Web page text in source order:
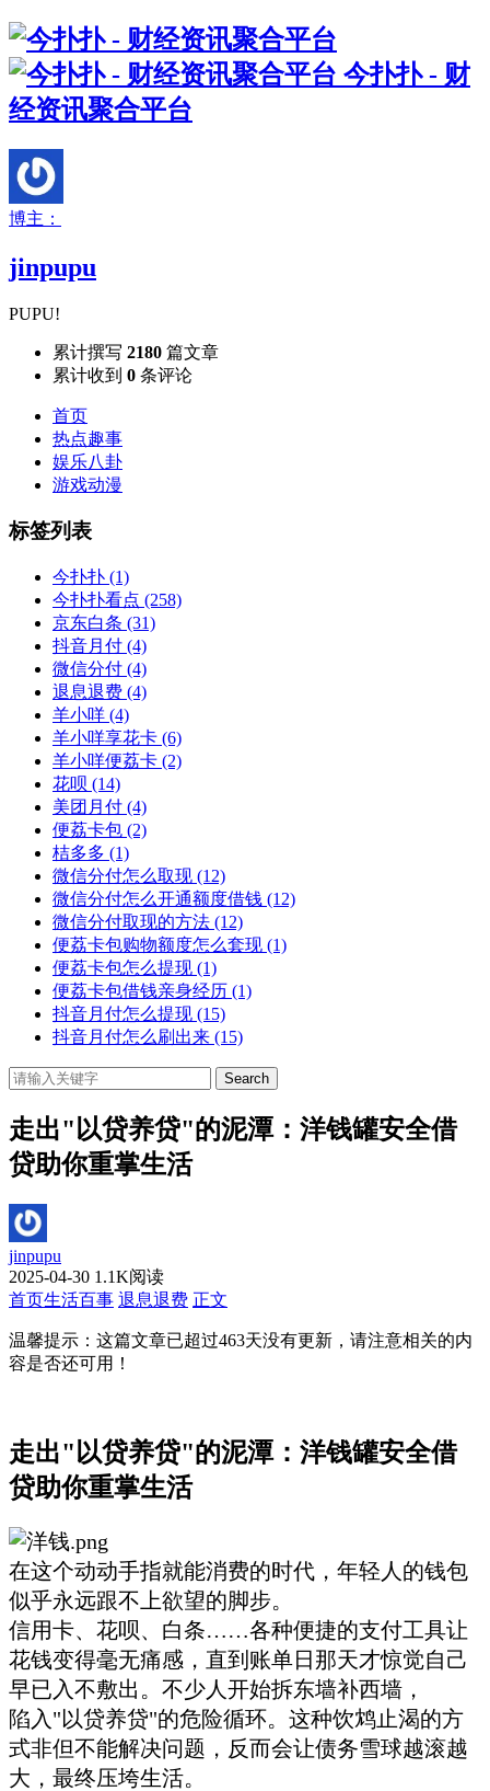
今扑扑 - 财
经资讯聚合平台
博主：
jinpupu
PUPU!
累计撰写 2180 篇文章
累计收到 0 条评论
首页
热点趣事
娱乐八卦
游戏动漫
标签列表
今扑扑 (1)
今扑扑看点 (258)
京东白条 (31)
抖音月付 (4)
微信分付 (4)
退息退费 (4)
羊小咩 (4)
羊小咩享花卡 (6)
羊小咩便荔卡 (2)
花呗 (14)
美团月付 (4)
便荔卡包 (2)
桔多多 (1)
微信分付怎么取现 (12)
微信分付怎么开通额度借钱 (12)
微信分付取现的方法 (12)
便荔卡包购物额度怎么套现 (1)
便荔卡包怎么提现 (1)
便荔卡包借钱亲身经历 (1)
抖音月付怎么提现 (15)
抖音月付怎么刷出来 (15)
Search
走出"以贷养贷"的泥潭：洋钱罐安全借
贷助你重掌生活
jinpupu
2025-04-30 1.1K阅读
首页生活百事 退息退费 正文
温馨提示：这篇文章已超过463天没有更新，请注意相关的内
容是否还可用！
走出"以贷养贷"的泥潭：洋钱罐安全借
贷助你重掌生活
在这个动动手指就能消费的时代，年轻人的钱包
似乎永远跟不上欲望的脚步。
信用卡、花呗、白条……各种便捷的支付工具让
花钱变得毫无痛感，直到账单日那天才惊觉自己
早已入不敷出。不少人开始拆东墙补西墙，
陷入"以贷养贷"的危险循环。这种饮鸩止渴的方
式非但不能解决问题，反而会让债务雪球越滚越
大，最终压垮生活。